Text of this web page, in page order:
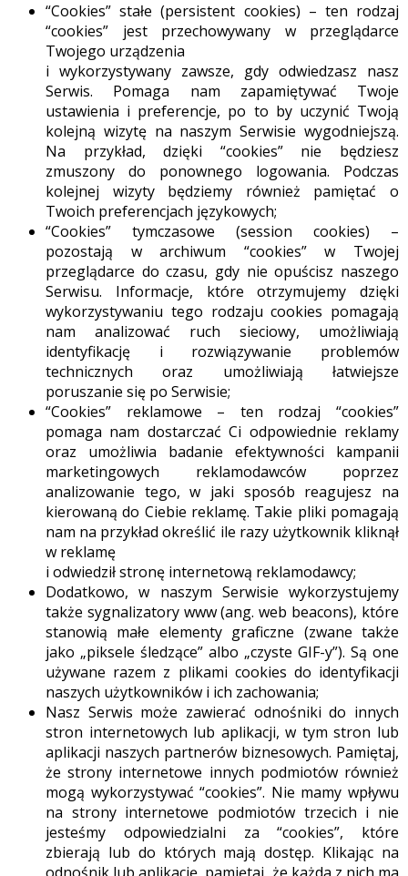
“Cookies” stałe (persistent cookies) – ten rodzaj
“cookies” jest przechowywany w przeglądarce
Twojego urządzenia
i wykorzystywany zawsze, gdy odwiedzasz nasz
Serwis. Pomaga nam zapamiętywać Twoje
ustawienia i preferencje, po to by uczynić Twoją
kolejną wizytę na naszym Serwisie wygodniejszą.
Na przykład, dzięki “cookies” nie będziesz
zmuszony do ponownego logowania. Podczas
kolejnej wizyty będziemy również pamiętać o
Twoich preferencjach językowych;
“Cookies” tymczasowe (session cookies) –
pozostają w archiwum “cookies” w Twojej
przeglądarce do czasu, gdy nie opuścisz naszego
Serwisu. Informacje, które otrzymujemy dzięki
wykorzystywaniu tego rodzaju cookies pomagają
nam analizować ruch sieciowy, umożliwiają
identyfikację i rozwiązywanie problemów
technicznych oraz umożliwiają łatwiejsze
poruszanie się po Serwisie;
“Cookies” reklamowe – ten rodzaj “cookies”
pomaga nam dostarczać Ci odpowiednie reklamy
oraz umożliwia badanie efektywności kampanii
marketingowych reklamodawców poprzez
analizowanie tego, w jaki sposób reagujesz na
kierowaną do Ciebie reklamę. Takie pliki pomagają
nam na przykład określić ile razy użytkownik kliknął
w reklamę
i odwiedził stronę internetową reklamodawcy;
Dodatkowo, w naszym Serwisie wykorzystujemy
także sygnalizatory www (ang. web beacons), które
stanowią małe elementy graficzne (zwane także
jako „piksele śledzące” albo „czyste GIF-y”). Są one
używane razem z plikami cookies do identyfikacji
naszych użytkowników i ich zachowania;
Nasz Serwis może zawierać odnośniki do innych
stron internetowych lub aplikacji, w tym stron lub
aplikacji naszych partnerów biznesowych. Pamiętaj,
że strony internetowe innych podmiotów również
mogą wykorzystywać “cookies”. Nie mamy wpływu
na strony internetowe podmiotów trzecich i nie
jesteśmy odpowiedzialni za “cookies”, które
zbierają lub do których mają dostęp. Klikając na